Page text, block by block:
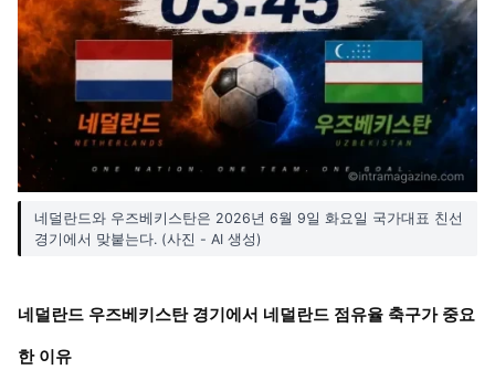
네덜란드와 우즈베키스탄은 2026년 6월 9일 화요일 국가대표 친선
경기에서 맞붙는다. (사진 - AI 생성)
네덜란드 우즈베키스탄 경기에서 네덜란드 점유율 축구가 중요
한 이유